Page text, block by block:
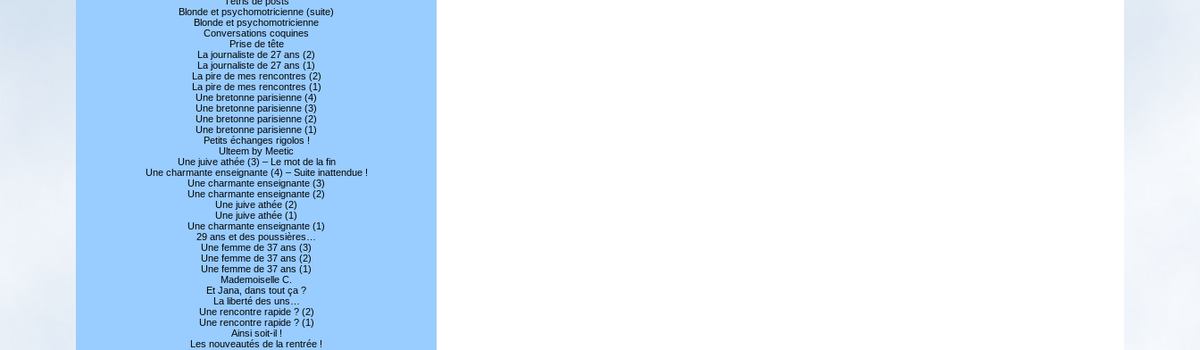
Blonde et psychomotricienne (suite)
Blonde et psychomotricienne
Conversations coquines
Prise de tête
La journaliste de 27 ans (2)
La journaliste de 27 ans (1)
La pire de mes rencontres (2)
La pire de mes rencontres (1)
Une bretonne parisienne (4)
Une bretonne parisienne (3)
Une bretonne parisienne (2)
Une bretonne parisienne (1)
Petits échanges rigolos !
Ulteem by Meetic
Une juive athée (3) – Le mot de la fin
Une charmante enseignante (4) – Suite inattendue !
Une charmante enseignante (3)
Une charmante enseignante (2)
Une juive athée (2)
Une juive athée (1)
Une charmante enseignante (1)
29 ans et des poussières…
Une femme de 37 ans (3)
Une femme de 37 ans (2)
Une femme de 37 ans (1)
Mademoiselle C.
Et Jana, dans tout ça ?
La liberté des uns…
Une rencontre rapide ? (2)
Une rencontre rapide ? (1)
Ainsi soit-il !
Les nouveautés de la rentrée !